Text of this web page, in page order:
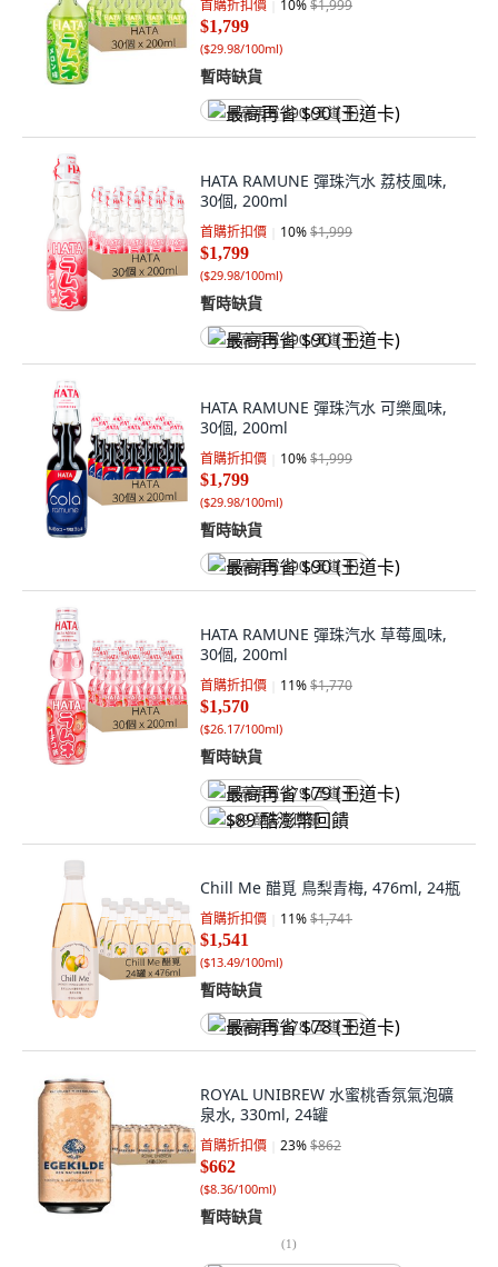
首購折扣價 10%$1,999
$1,799
($29.98/100ml)
暫時缺貨
最高再省 $90 (王道卡)
HATA RAMUNE 彈珠汽水 荔枝風味,
30個, 200ml
首購折扣價 10%$1,999
$1,799
($29.98/100ml)
暫時缺貨
最高再省 $90 (王道卡)
HATA RAMUNE 彈珠汽水 可樂風味,
30個, 200ml
首購折扣價 10%$1,999
$1,799
($29.98/100ml)
暫時缺貨
最高再省 $90 (王道卡)
HATA RAMUNE 彈珠汽水 草莓風味,
30個, 200ml
首購折扣價 11%$1,770
$1,570
($26.17/100ml)
暫時缺貨
最高再省 $79 (王道卡)
$89 酷澎幣回饋
Chill Me 醋覓 鳥梨青梅, 476ml, 24瓶
首購折扣價 11%$1,741
$1,541
($13.49/100ml)
暫時缺貨
最高再省 $78 (王道卡)
ROYAL UNIBREW 水蜜桃香氛氣泡礦
泉水, 330ml, 24罐
首購折扣價 23%$862
$662
($8.36/100ml)
暫時缺貨
(1)